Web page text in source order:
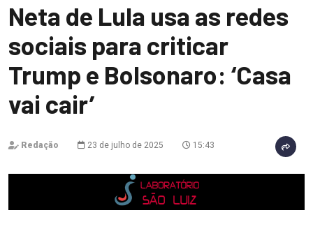
Neta de Lula usa as redes
sociais para criticar
Trump e Bolsonaro: ‘Casa
vai cair’
Redação 23 de julho de 2025 15:43